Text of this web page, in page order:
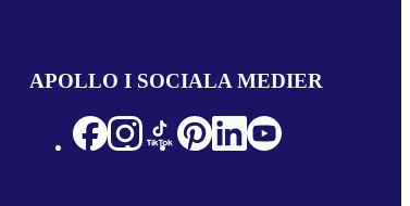
APOLLO I SOCIALA MEDIER